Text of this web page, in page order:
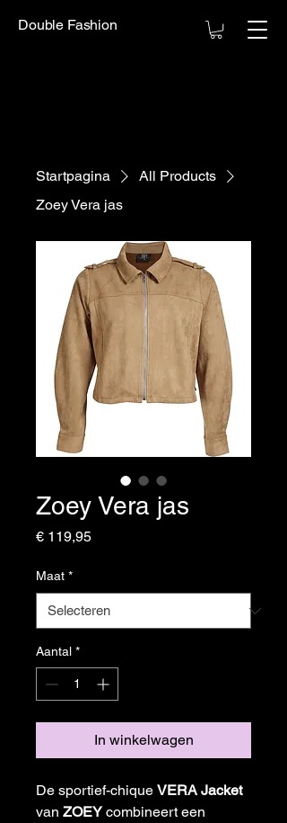
Double Fashion
Startpagina
All Products
Zoey Vera jas
Zoey Vera jas
€ 119,95Prijs
Maat *
Aantal *
In winkelwagen
De sportief-chique VERA Jacket
van ZOEY combineert een